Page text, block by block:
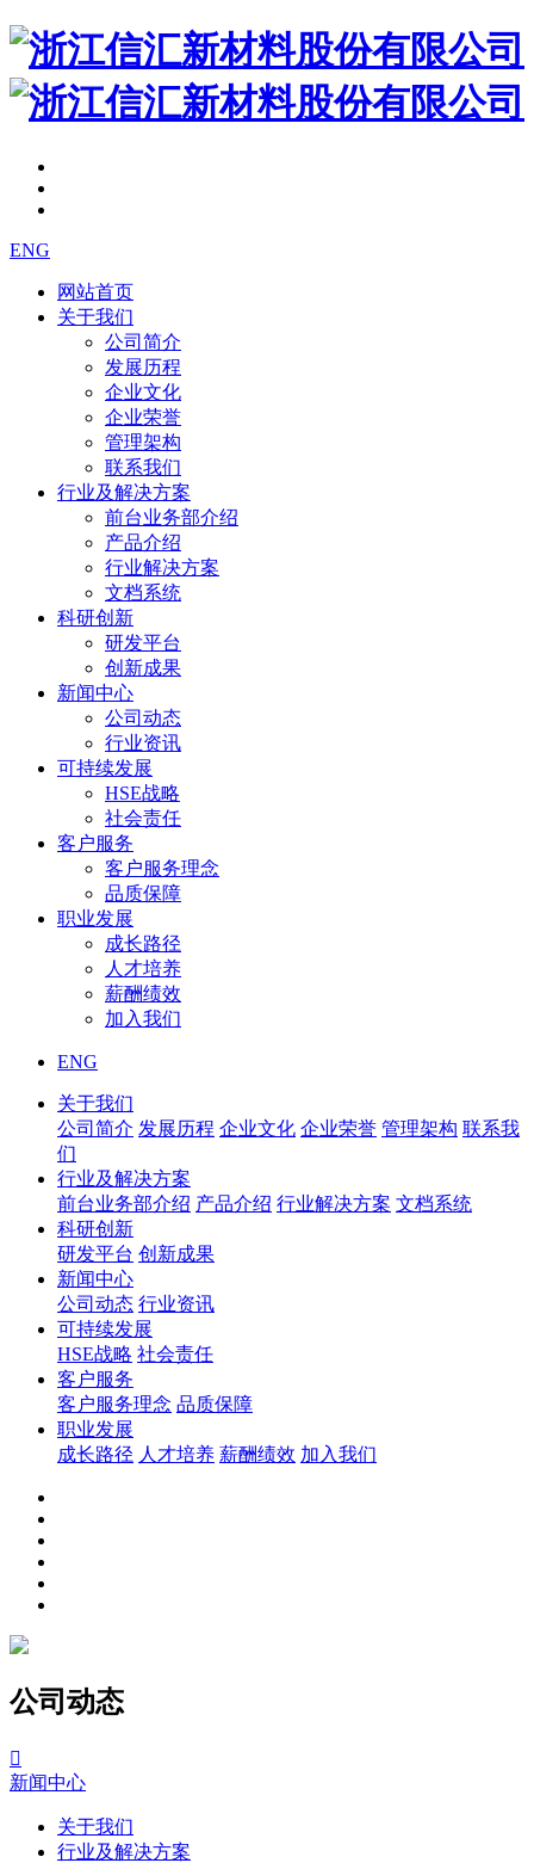
ENG
网站首页
关于我们
公司简介
发展历程
企业文化
企业荣誉
管理架构
联系我们
行业及解决方案
前台业务部介绍
产品介绍
行业解决方案
文档系统
科研创新
研发平台
创新成果
新闻中心
公司动态
行业资讯
可持续发展
HSE战略
社会责任
客户服务
客户服务理念
品质保障
职业发展
成长路径
人才培养
薪酬绩效
加入我们
ENG
关于我们
公司简介 发展历程 企业文化 企业荣誉 管理架构 联系我
们
行业及解决方案
前台业务部介绍 产品介绍 行业解决方案 文档系统
科研创新
研发平台 创新成果
新闻中心
公司动态 行业资讯
可持续发展
HSE战略 社会责任
客户服务
客户服务理念 品质保障
职业发展
成长路径 人才培养 薪酬绩效 加入我们
公司动态

新闻中心
关于我们
行业及解决方案